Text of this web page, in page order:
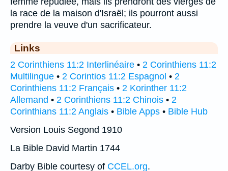
la race de la maison d'Israël; ils pourront aussi
prendre la veuve d'un sacrificateur.
Links
2 Corinthiens 11:2 Interlinéaire • 2 Corinthiens 11:2
Multilingue • 2 Corintios 11:2 Espagnol • 2
Corinthiens 11:2 Français • 2 Korinther 11:2
Allemand • 2 Corinthiens 11:2 Chinois • 2
Corinthians 11:2 Anglais • Bible Apps • Bible Hub
Version Louis Segond 1910
La Bible David Martin 1744
Darby Bible courtesy of CCEL.org.